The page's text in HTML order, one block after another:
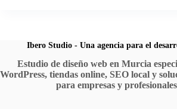
te
haciendo
perder
dinero
Ibero Studio - Una agencia para el
Estudio de diseño web en Murcia
WordPress, tiendas online, SEO local y
para empresas y